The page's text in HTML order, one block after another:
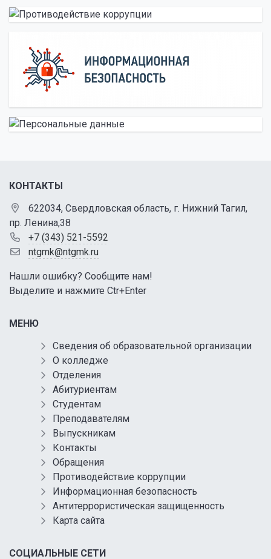
КОНТАКТЫ
622034, Свердловская область, г. Нижний Тагил,
пр. Ленина,38
+7 (343) 521-5592
ntgmk@ntgmk.ru
Нашли ошибку? Сообщите нам!
Выделите и нажмите Ctr+Enter
МЕНЮ
Сведения об образовательной организации
О колледже
Отделения
Абитуриентам
Студентам
Преподавателям
Выпускникам
Контакты
Обращения
Противодействие коррупции
Информационная безопасность
Антитеррористическая защищенность
Карта сайта
СОЦИАЛЬНЫЕ СЕТИ